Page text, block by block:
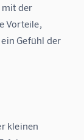
der
Vorteile,
Gefühl der
kleinen